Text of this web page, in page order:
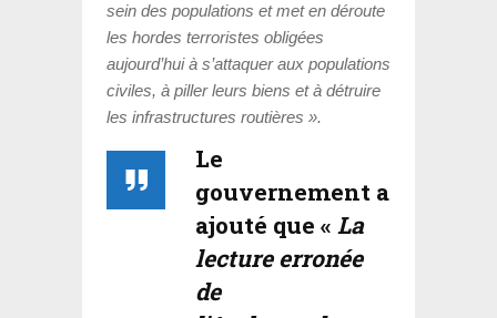
sein des populations et met en déroute
les hordes terroristes obligées
aujourd’hui à s’attaquer aux populations
civiles, à piller leurs biens et à détruire
les infrastructures routières ».
Le
gouvernement a
ajouté que « La
lecture erronée
de